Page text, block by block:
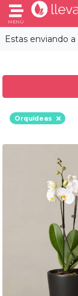
Estas enviando a
MENÚ
Orquídeas